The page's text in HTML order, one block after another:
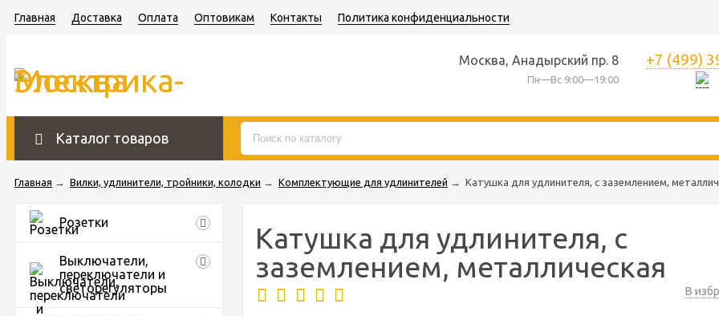
Главная Доставка Оплата Оптовикам Контакты Политика конфиденциальности
Москва, Анадырский пр. 8
Пн—Вс 9:00—19:00
+7 (499)
Каталог товаров
Главная → Вилки, удлинители, тройники, колодки → Комплектующие для удлинителей → Катушка для удлинителя, с заземлением,
Розетки
Выключатели,
переключатели и
светорегуляторы
Катушка для удлинителя, с
заземлением, металлическая
В